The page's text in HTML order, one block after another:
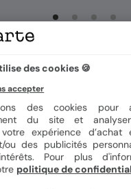
avis) des cookies 🍪
accepter
des cookies pour
du site et
votre expérience
ou des publicités
Pour plus
politique de